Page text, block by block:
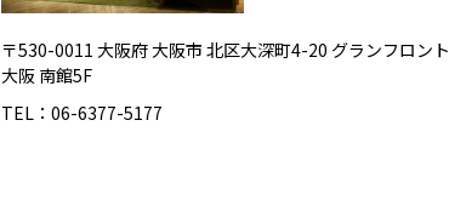
〒530-0011 大阪府 大阪市 北区大深町4-20 グランフロント
大阪 南館5F
TEL：06-6377-5177